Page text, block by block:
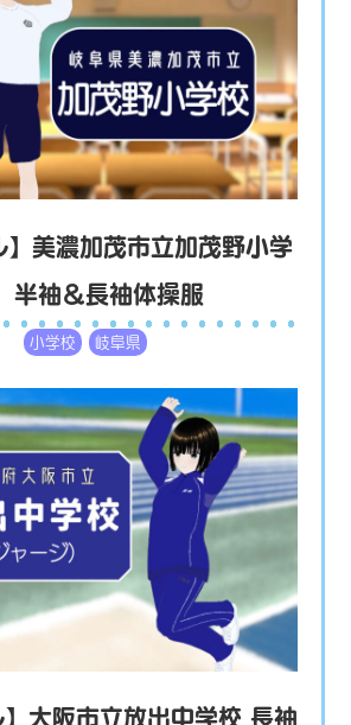
】美濃加茂市立加茂野小学
袖＆長袖体操服
小学校 岐阜県
】大阪市立放出中学校 長袖